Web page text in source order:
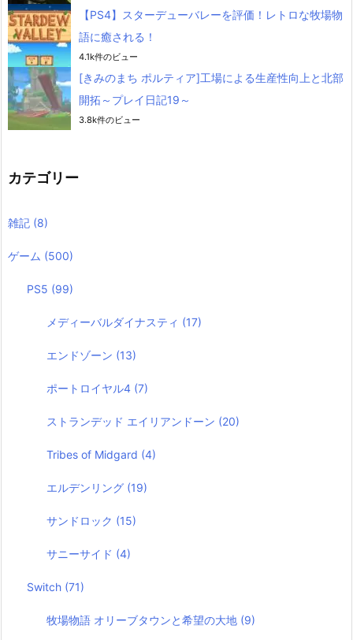
【PS4】スターデューバレーを評価！レトロな牧場物
語に癒される！
4.1k件のビュー
[きみのまち ポルティア]工場による生産性向上と北部
開拓～プレイ日記19～
3.8k件のビュー
カテゴリー
雑記 (8)
ゲーム (500)
PS5 (99)
メディーバルダイナスティ (17)
エンドゾーン (13)
ポートロイヤル4 (7)
ストランデッド エイリアンドーン (20)
Tribes of Midgard (4)
エルデンリング (19)
サンドロック (15)
サニーサイド (4)
Switch (71)
牧場物語 オリーブタウンと希望の大地 (9)